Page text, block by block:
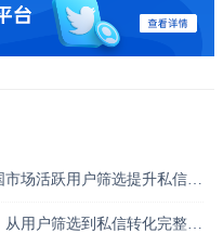
活跃用户筛选提升私信回复率
户筛选到私信转化完整解析